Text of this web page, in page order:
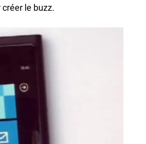
le buzz.